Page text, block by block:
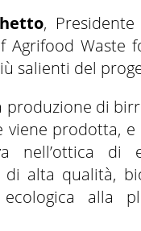
, Presidente
Agrifood Waste
salienti del
di
prodotta,
nell’ottica di
di alta qualità,
ecologica alla